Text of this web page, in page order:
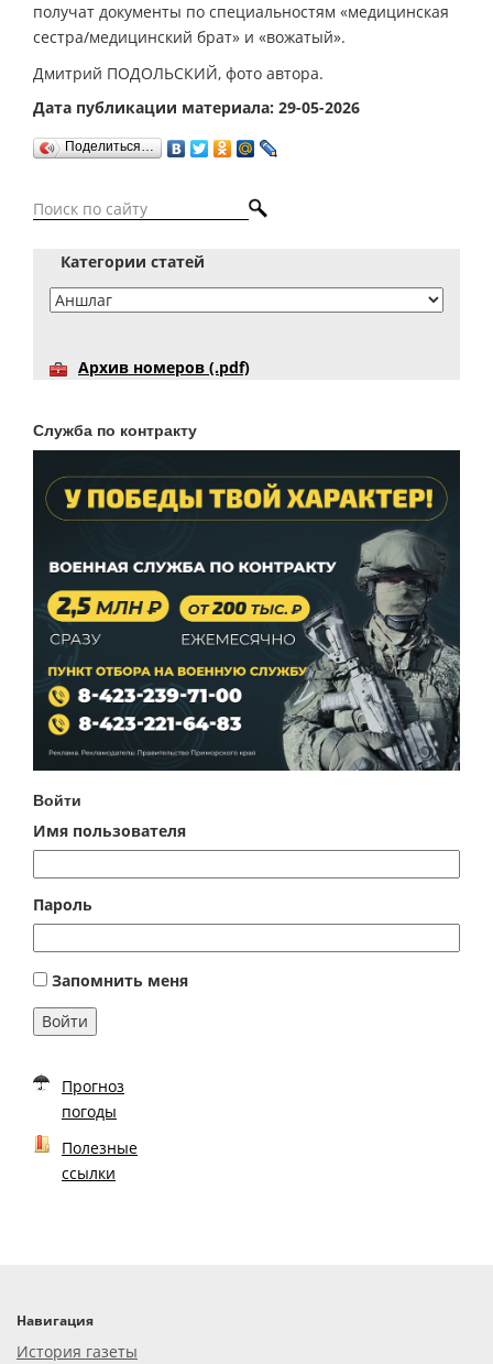
получат документы по специальностям «медицинская
сестра/медицинский брат» и «вожатый».
Дмитрий ПОДОЛЬСКИЙ, фото автора.
Дата публикации материала: 29-05-2026
Поделиться…
Категории статей
Архив номеров (.pdf)
Служба по контракту
Войти
Имя пользователя
Пароль
Запомнить меня
Войти
Прогноз
погоды
Полезные
ссылки
Навигация
История газеты